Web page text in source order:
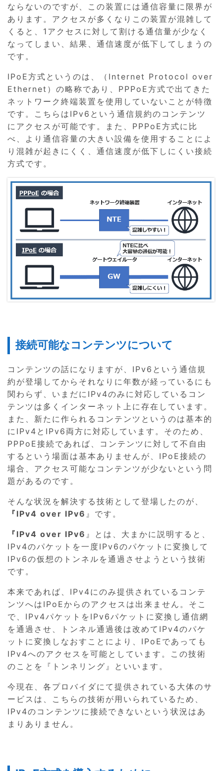
ならないのですが、この装置には通信容量に限界が
あります。アクセスが多くなりこの装置が混雑して
くると、1アクセスに対して割ける通信量が少なく
なってしまい、結果、通信速度が低下してしまうの
です。
IPoE方式というのは、（Internet Protocol over
Ethernet）の略称であり、PPPoE方式で出てきた
ネットワーク終端装置を使用していないことが特徴
です。こちらはIPv6という通信規約のコンテンツ
にアクセスが可能です。また、PPPoE方式に比
べ、より通信容量の大きい設備を使用することによ
り混雑が起きにくく、通信速度が低下しにくい接続
方式です。
接続可能なコンテンツについて
コンテンツの話になりますが、IPv6という通信規
約が登場してからそれなりに年数が経っているにも
関わらず、いまだにIPv4のみに対応しているコン
テンツは多くインターネット上に存在しています。
また、新たに作られるコンテンツというのは基本的
にIPv4とIPv6両方に対応しています。そのため、
PPPoE接続であれば、コンテンツに対して不自由
するという場面は基本ありませんが、IPoE接続の
場合、アクセス可能なコンテンツが少ないという問
題があるのです。
そんな状況を解決する技術として登場したのが、
『IPv4 over IPv6 』です。
『IPv4 over IPv6 』とは、大まかに説明すると、
IPv4のパケットを一度IPv6のパケットに変換して
IPv6の仮想のトンネルを通過させようという技術
です。
本来であれば、IPv4にのみ提供されているコンテ
ンツへはIPoEからのアクセスは出来ません。そこ
で、IPv4パケットをIPv6パケットに変換し通信網
を通過させ、トンネル通過後は改めてIPv4のパケ
ットに変換しなおすことにより、IPoEであっても
IPv4へのアクセスを可能としています。この技術
のことを『トンネリング』といいます。
今現在、各プロバイダにて提供されている大体のサ
ービスは、こちらの技術が用いられているため、
IPv4のコンテンツに接続できないという状況はあ
まりありません。